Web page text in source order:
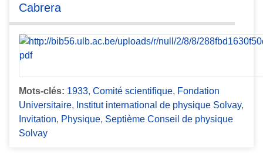
Cabrera
Mots-clés: 1933, Comité scientifique, Fondation
Universitaire, Institut international de physique Solvay,
Invitation, Physique, Septième Conseil de physique
Solvay